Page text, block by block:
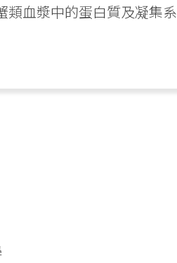
血漿中的蛋白質及凝集